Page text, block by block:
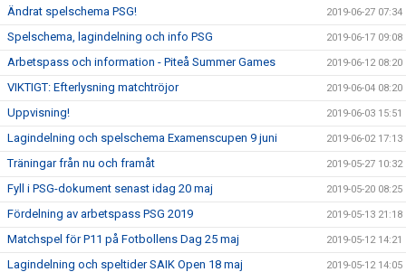
Ändrat spelschema PSG! 2019-06-27 07:34
Spelschema, lagindelning och info PSG 2019-06-17 09:08
Arbetspass och information - Piteå Summer Games 2019-06-12 08:20
VIKTIGT: Efterlysning matchtröjor 2019-06-04 08:20
Uppvisning! 2019-06-03 15:51
Lagindelning och spelschema Examenscupen 9 juni 2019-06-02 17:13
Träningar från nu och framåt 2019-05-27 10:32
Fyll i PSG-dokument senast idag 20 maj 2019-05-20 08:25
Fördelning av arbetspass PSG 2019 2019-05-13 21:18
Matchspel för P11 på Fotbollens Dag 25 maj 2019-05-12 14:21
Lagindelning och speltider SAIK Open 18 maj 2019-05-12 14:05